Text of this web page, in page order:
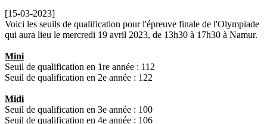
[15-03-2023]
Voici les seuils de qualification pour l'épreuve finale de l'Olympiade
qui aura lieu le mercredi 19 avril 2023, de 13h30 à 17h30 à Namur.
Mini
Seuil de qualification en 1re année : 112
Seuil de qualification en 2e année : 122
Midi
Seuil de qualification en 3e année : 100
Seuil de qualification en 4e année : 106